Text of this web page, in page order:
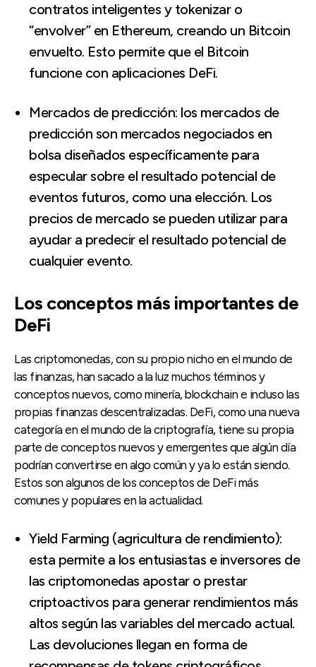
contratos inteligentes y tokenizar o
“envolver” en Ethereum, creando un Bitcoin
envuelto. Esto permite que el Bitcoin
funcione con aplicaciones DeFi.
Mercados de predicción: los mercados de
predicción son mercados negociados en
bolsa diseñados específicamente para
especular sobre el resultado potencial de
eventos futuros, como una elección. Los
precios de mercado se pueden utilizar para
ayudar a predecir el resultado potencial de
cualquier evento.
Los conceptos más importantes de
DeFi
Las criptomonedas, con su propio nicho en el mundo de
las finanzas, han sacado a la luz muchos términos y
conceptos nuevos, como minería, blockchain e incluso las
propias finanzas descentralizadas. DeFi, como una nueva
categoría en el mundo de la criptografía, tiene su propia
parte de conceptos nuevos y emergentes que algún día
podrían convertirse en algo común y ya lo están siendo.
Estos son algunos de los conceptos de DeFi más
comunes y populares en la actualidad.
Yield Farming (agricultura de rendimiento):
esta permite a los entusiastas e inversores de
las criptomonedas apostar o prestar
criptoactivos para generar rendimientos más
altos según las variables del mercado actual.
Las devoluciones llegan en forma de